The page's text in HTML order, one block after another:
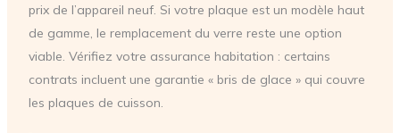
prix de l’appareil neuf. Si votre plaque est un modèle haut
de gamme, le remplacement du verre reste une option
viable. Vérifiez votre assurance habitation : certains
contrats incluent une garantie « bris de glace » qui couvre
les plaques de cuisson.